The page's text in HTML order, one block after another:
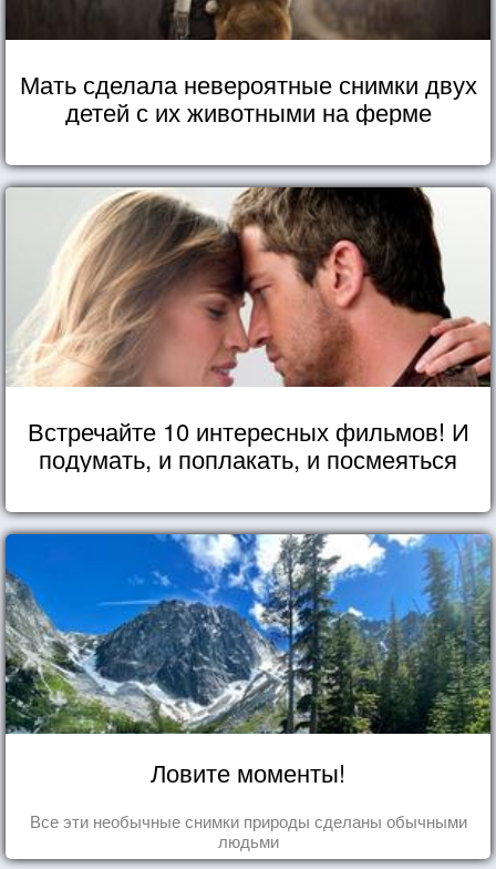
Мать сделала невероятные снимки двух
детей с их животными на ферме
Встречайте 10 интересных фильмов! И
подумать, и поплакать, и посмеяться
Ловите моменты!
Все эти необычные снимки природы сделаны обычными
людьми